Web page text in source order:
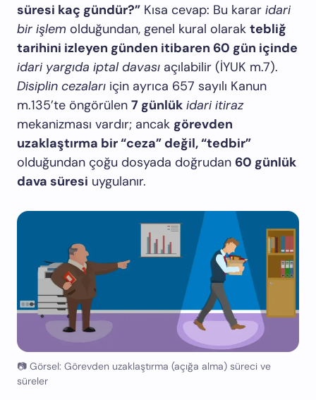
süresi kaç gündür?” Kısa cevap: Bu karar idari
bir işlem olduğundan, genel kural olarak tebliğ
tarihini izleyen günden itibaren 60 gün içinde
idari yargıda iptal davası açılabilir (İYUK m.7).
Disiplin cezaları için ayrıca 657 sayılı Kanun
m.135’te öngörülen 7 günlük idari itiraz
mekanizması vardır; ancak görevden
uzaklaştırma bir “ceza” değil, “tedbir”
olduğundan çoğu dosyada doğrudan 60 günlük
dava süresi uygulanır.
📷 Görsel: Görevden uzaklaştırma (açığa alma) süreci ve
süreler